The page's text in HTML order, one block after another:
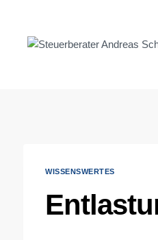
springen
WISSENSWERTES